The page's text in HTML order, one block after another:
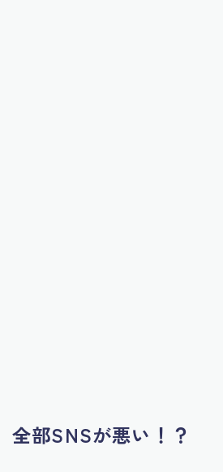
全部SNSが悪い！？